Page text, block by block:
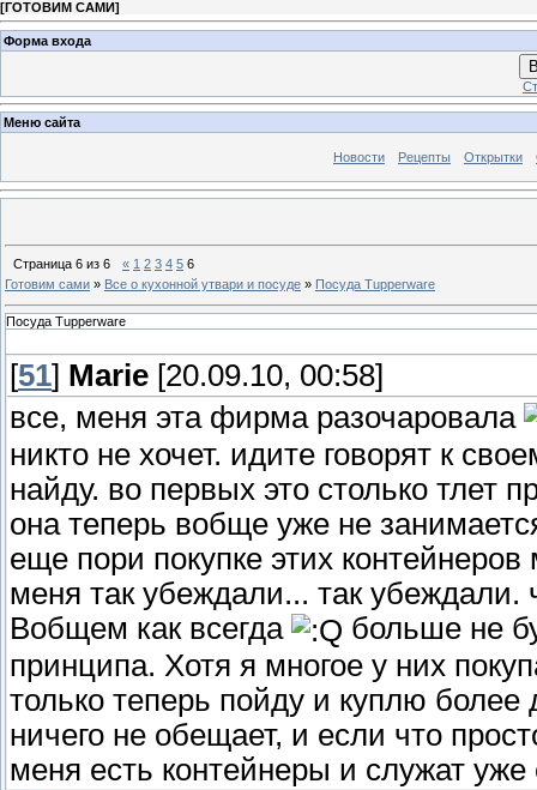
[ГОТОВИМ САМИ]
Форма входа
Меню сайта
Новости Рецепты Открытки
Страница 6 из 6 « 1 2 3 4 5 6
Готовим сами » Все о кухонной утвари и посуде » Посуда Tupperware
Посуда Tupperware
[51] Marie [20.09.10, 00:58]
все, меня эта фирма разочаровала
никто не хочет. идите говорят к
найду. во первых это столько
она теперь вобще уже не
еще пори покупке этих
меня так убеждали... так
Вобщем как всегда
больше не
принципа. Хотя я многое у них
только теперь пойду и куплю
ничего не обещает, и если что
меня есть контейнеры и служат уже